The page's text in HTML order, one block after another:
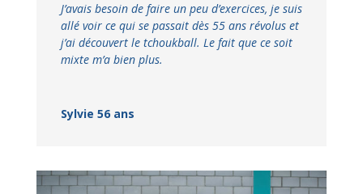
J’avais besoin de faire un peu d’exercices, je suis
allé voir ce qui se passait dès 55 ans révolus et
j’ai découvert le tchoukball. Le fait que ce soit
mixte m’a bien plus.
Sylvie 56 ans